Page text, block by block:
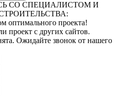
СО СПЕЦИАЛИСТОМ И
проекта!
проект с других сайтов.
Ожидайте звонок от нашего